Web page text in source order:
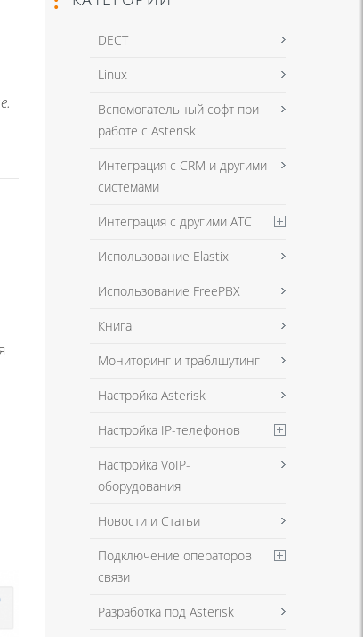
DECT
Linux
Вспомогательный софт при
работе с Asterisk
Интеграция с CRM и другими
системами
Интеграция с другими АТС
Использование Elastix
Использование FreePBX
Книга
Мониторинг и траблшутинг
Настройка Asterisk
Настройка IP-телефонов
Настройка VoIP-
оборудования
Новости и Статьи
Подключение операторов
связи
Разработка под Asterisk